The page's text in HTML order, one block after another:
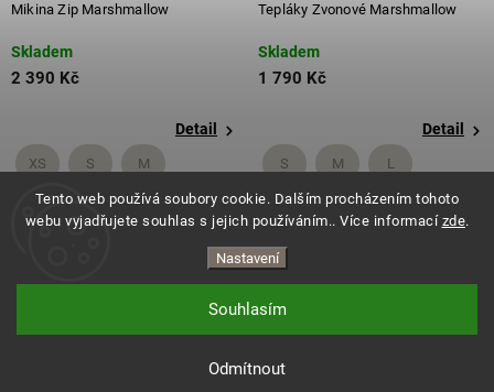
Tento web používá soubory cookie. Dalším procházením tohoto
webu vyjadřujete souhlas s jejich používáním.. Více informací zde.
Nastavení
Odmítnout
Souhlasím
Mikina Zip Marshmallow
Skladem
2 390 Kč
Detail
XS S M
+ další
Tepláky Zvonové Marshmallow
Skladem
1 790 Kč
Detail
S M L
+ další
Vytvořil Shoptet
ES.LEVITATE. Všechna práva vyhrazena.